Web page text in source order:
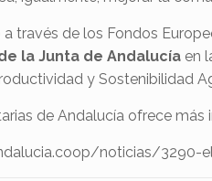
través de los Fondos
la Junta de Andalucía en
y Sostenibilidad
de Andalucía ofrece
noticias/3290-